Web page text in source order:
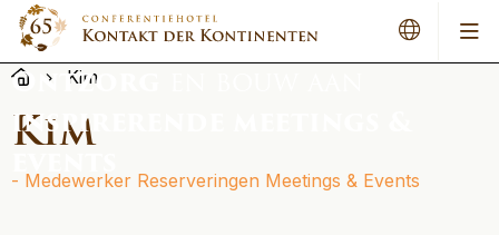
Ontzorg
inspirerende meetings &
Kim
Kim
- Medewerker Reserveringen Meetings & Events